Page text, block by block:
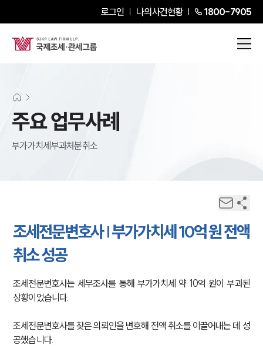
로그인 나의사건현황 1800-7905
주요 업무사례
부가가치세부과처분취소
조세전문변호사 | 부가가치세 10억 원 전액
취소 성공
조세전문변호사는 세무조사를 통해 부가가치세 약 10억 원이 부과된
상황이었습니다.
조세전문변호사를 찾은 의뢰인을 변호해 전액 취소를 이끌어내는 데 성
공했습니다.